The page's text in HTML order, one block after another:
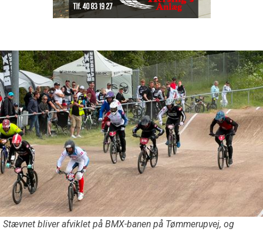
Stævnet bliver afviklet på BMX-banen på Tømmerupvej, og